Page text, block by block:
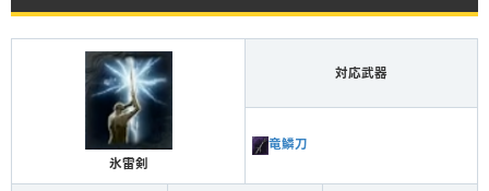
氷雷剣
対応武器
竜鱗刀